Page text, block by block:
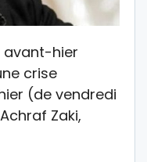
avant-hier
crise
(de vendredi
Zaki,